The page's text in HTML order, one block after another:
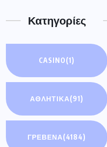
Κατηγορίες
CASINO(1)
ΑΘΛΗΤΙΚΆ(91)
ΓΡΕΒΕΝΑ(4184)